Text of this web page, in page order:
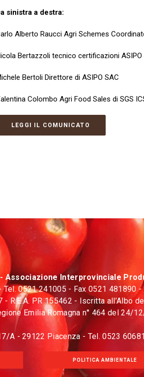
sinistra a destra:
Alberto Raucci Agri Schemes
Bertazzoli tecnico certificazioni ASIPO
Bertoli Direttore di ASIPO SAC
Colombo Agri Food Sales di SGS
LEGGI IL COMUNICATO
- Associazione Interprovinciale
Tel. 0521 241005 - Fax 0521 481890
R.E.A. PR 155462 - Iscritta all’Albo
Emilia Romagna n° 464 del 24/
A - 29122 Piacenza - Tel. 0523
POLITICA AMBIENTALE